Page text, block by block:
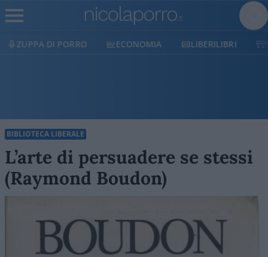
ECONOMIA LIBERILIBRI SHOP SOSTIENICI
BIBLIOTECA LIBERALE
L’arte di persuadere se stessi
(Raymond Boudon)